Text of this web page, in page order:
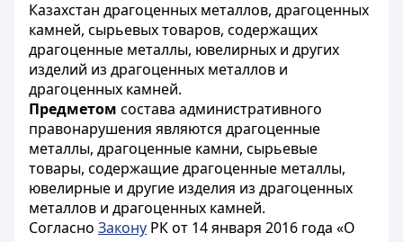
Казахстан драгоценных металлов, драгоценных
камней, сырьевых товаров, содержащих
драгоценные металлы, ювелирных и других
изделий из драгоценных металлов и
драгоценных камней.
Предметом состава административного
правонарушения являются драгоценные
металлы, драгоценные камни, сырьевые
товары, содержащие драгоценные металлы,
ювелирные и другие изделия из драгоценных
металлов и драгоценных камней.
Согласно Закону РК от 14 января 2016 года «О